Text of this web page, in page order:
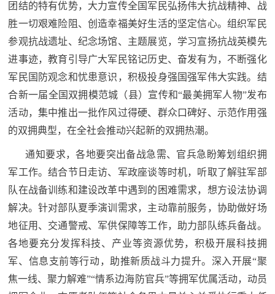
踪
法
国
防
国
防
知
识
国
防
知
识
全
民
国
防
全
子
团结的特有优势，大力宣传全国军民弘扬伟大抗战精神、战
胜一切艰难险阻、创造幸福美好生活的坚定信心。组织军民
参观抗战遗址、纪念场馆、主题展览，学习宣扬抗战英模先
进事迹，教育引导广大军民铭记历史、奋发有为，不断强化
军民国防观念和忧患意识，积极投身强国强军伟大实践。结
合新一届全国双拥模范城（县）宣传和“最美拥军人物”发布
活动，集中推出一批作风过得硬、群众口碑好、示范作用强
的双拥典型，在全社会推动兴起新的双拥热潮。
通知要求，各地要突出备战急需、官兵急盼筹划组织拥
军工作。结合节日走访、军政座谈等时机，听取了解驻军部
队在战备训练和建设改革中遇到的困难需求，想方设法协调
解决。针对部队夏季演训需求，主动靠前服务，协助做好场
地征用、交通警戒、军供保障等工作，助力部队练兵备战。
各地要充分发挥科技、产业等资源优势，积极开展科技拥
军、信息支前等行动，助推新质战斗力提升。深入开展“聚
焦一线、聚力解难”“情系边海防官兵”等拥军优属活动，动员